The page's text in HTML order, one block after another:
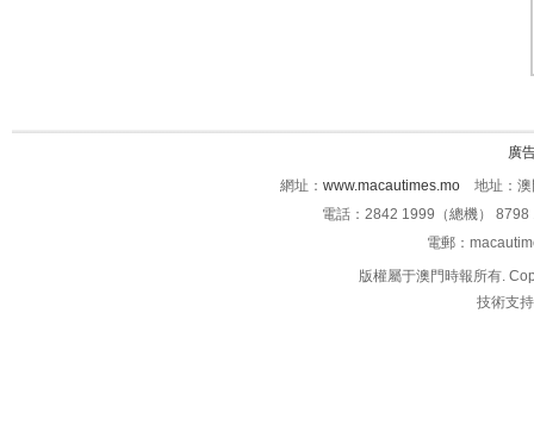
廣
網址： www.macautimes.mo 地址：澳
電話：2842 1999（總機）
電郵：
版權屬于澳門時報所有.
技術支